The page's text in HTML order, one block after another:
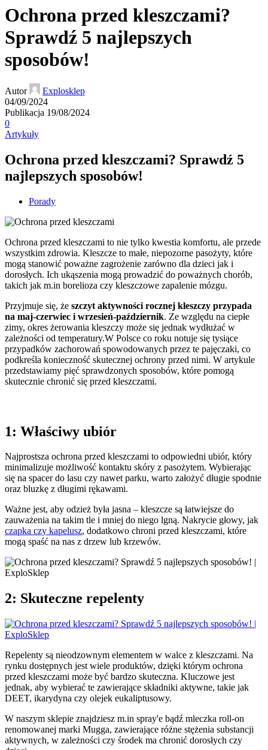
Ochrona przed kleszczami?
Sprawdź 5 najlepszych
sposobów!
Autor
Explosklep
04/09/2024
Publikacja 19/08/2024
0
Artykuły
Ochrona przed kleszczami? Sprawdź 5
najlepszych sposobów!
Porady
Ochrona przed kleszczami to nie tylko kwestia komfortu, ale przede
wszystkim zdrowia. Kleszcze to małe, niepozorne pasożyty, które
mogą stanowić poważne zagrożenie zarówno dla dzieci jak i
dorosłych. Ich ukąszenia mogą prowadzić do poważnych chorób,
takich jak m.in borelioza czy kleszczowe zapalenie mózgu.
Przyjmuje się, że szczyt aktywności rocznej kleszczy przypada
na maj-czerwiec i wrzesień-październik. Ze względu na ciepłe
zimy, okres żerowania kleszczy może się jednak wydłużać w
zależności od temperatury.W Polsce co roku notuje się tysiące
przypadków zachorowań spowodowanych przez te pajęczaki, co
podkreśla konieczność skutecznej ochrony przed nimi. W artykule
przedstawiamy pięć sprawdzonych sposobów, które pomogą
skutecznie chronić się przed kleszczami.
1: Właściwy ubiór
Najprostsza ochrona przed kleszczami to odpowiedni ubiór, który
minimalizuje możliwość kontaktu skóry z pasożytem. Wybierając
się na spacer do lasu czy nawet parku, warto założyć długie spodnie
oraz bluzkę z długimi rękawami.
Ważne jest, aby odzież była jasna – kleszcze są łatwiejsze do
zauważenia na takim tle i mniej do niego lgną. Nakrycie głowy, jak
czapka czy kapelusz, dodatkowo chroni przed kleszczami, które
mogą spaść na nas z drzew lub krzewów.
2: Skuteczne repelenty
Repelenty są nieodzownym elementem w walce z kleszczami. Na
rynku dostępnych jest wiele produktów, dzięki którym ochrona
przed kleszczami może być bardzo skuteczna. Kluczowe jest
jednak, aby wybierać te zawierające składniki aktywne, takie jak
DEET, ikarydyna czy olejek eukaliptusowy.
W naszym sklepie znajdziesz m.in spray'e bądź mleczka roll-on
renomowanej marki Mugga, zawierające różne stężenia substancji
aktywnych, w zależności czy środek ma chronić dorosłych czy